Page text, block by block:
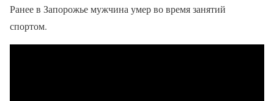
Ранее в Запорожье мужчина умер во время занятий
спортом.